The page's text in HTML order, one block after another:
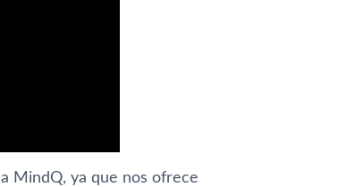
MindQ, ya que nos ofrece